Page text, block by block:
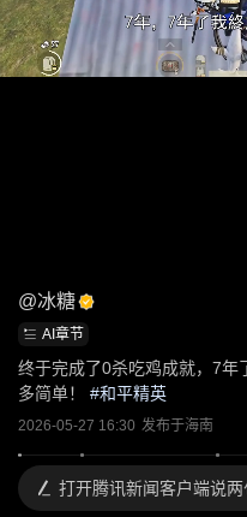
@冰糖
AI章节
终于完成了0杀吃鸡成就，7年
多简单！
#和平精英
2026-05-27 16:30 发布于海南
打开腾讯新闻客户端说两